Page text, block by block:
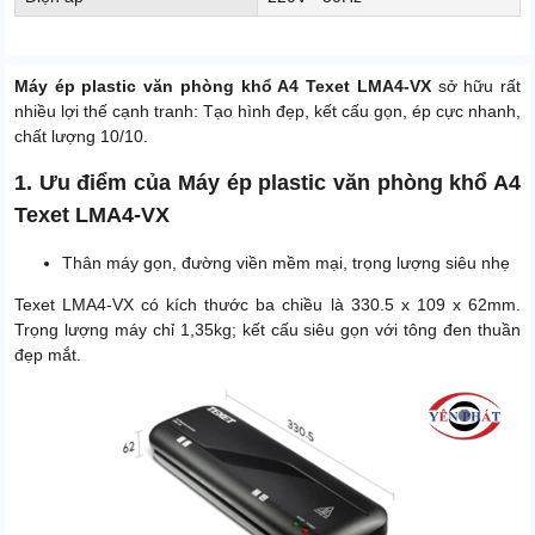
Máy ép plastic văn phòng khổ A4 Texet LMA4-VX sở hữu rất
nhiều lợi thế cạnh tranh: Tạo hình đẹp, kết cấu gọn, ép cực nhanh,
chất lượng 10/10.
1. Ưu điểm của Máy ép plastic văn phòng khổ A4
Texet LMA4-VX
Thân máy gọn, đường viền mềm mại, trọng lượng siêu nhẹ
Texet LMA4-VX có kích thước ba chiều là 330.5 x 109 x 62mm.
Trọng lượng máy chỉ 1,35kg; kết cấu siêu gọn với tông đen thuần
đẹp mắt.